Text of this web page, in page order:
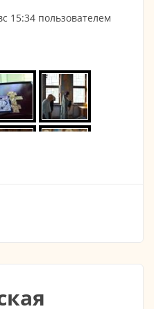
15:34 пользователем